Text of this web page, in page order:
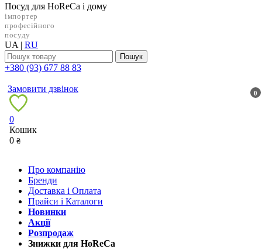
Посуд для HoReCa і дому
імпортер
професійного
посуду
UA | RU
Пошук
+38‎0 (93) 677 88 83
Замовити дзвінок 0
0
Кошик
0 ₴
Про компанію
Бренди
Доставка і Оплата
Прайси і Каталоги
Новинки
Акції
Розпродаж
Знижки для HoReCa